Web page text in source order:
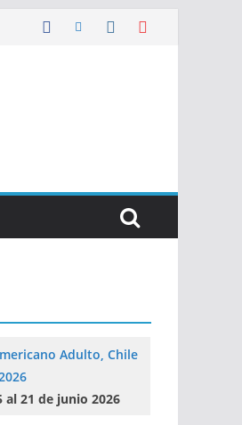
Adulto, Chile
al 21 de junio 2026